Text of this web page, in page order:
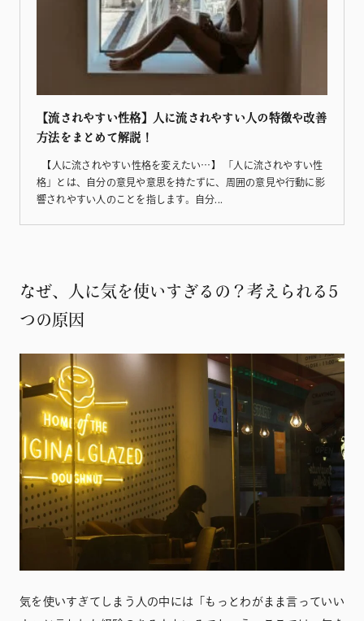
【流されやすい性格】人に流されやすい人の特徴や改善
方法をまとめて解説！
【人に流されやすい性格を変えたい…】 「人に流されやすい性
格」とは、自分の意見や意思を持たずに、周囲の意見や行動に影
響されやすい人のことを指します。自分...
なぜ、人に気を使いすぎるの？考えられる5
つの原因
気を使いすぎてしまう人の中には「もっとわがまま言っていい